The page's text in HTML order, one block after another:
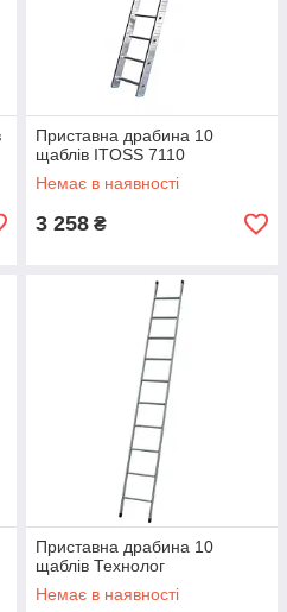
доступные цены.
инструментом
заказа
из нашего
на сайте
Приставна драбина 10
щаблів ITOSS 7110
Немає в наявності
3 258 ₴
Приставна драбина 10
щаблів Технолог
Немає в наявності